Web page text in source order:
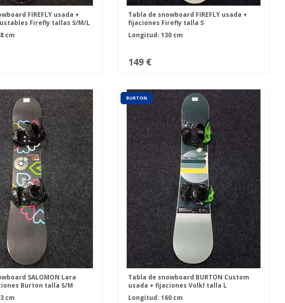
FIREFLY usada +
Firefly tallas S/M/L
cm
Tabla de snowboard FIREFLY usada +
fijaciones Firefly talla S
Longitud: 130 cm
149 €
SALOMON Lara
Burton talla S/M
cm
BURTON
Tabla de snowboard BURTON Custom
usada + fijaciones Volkl talla L
Longitud: 160 cm